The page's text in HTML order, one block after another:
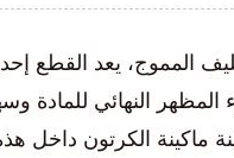
المموج، يعد القطع
النهائي للمادة
ماكينة الكرتون داخل